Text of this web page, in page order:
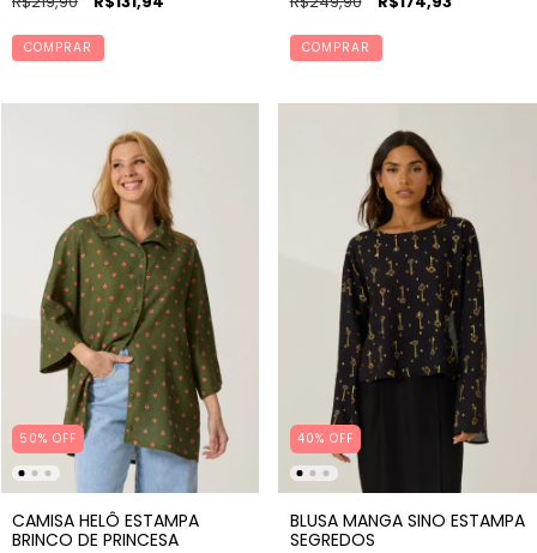
COMPRAR COMPRAR
50% OFF
CAMISA HELÔ ESTAMPA
BRINCO DE PRINCESA
40% OFF
BLUSA MANGA SINO ESTAMPA
SEGREDOS